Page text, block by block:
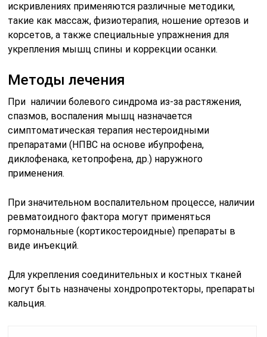
искривлениях применяются различные методики,
такие как массаж, физиотерапия, ношение ортезов и
корсетов, а также специальные упражнения для
укрепления мышц спины и коррекции осанки.
Методы лечения
При наличии болевого синдрома из-за растяжения,
спазмов, воспаления мышц назначается
симптоматическая терапия нестероидными
препаратами (НПВС на основе ибупрофена,
диклофенака, кетопрофена, др.) наружного
применения.
При значительном воспалительном процессе, наличии
ревматоидного фактора могут применяться
гормональные (кортикостероидные) препараты в
виде инъекций.
Для укрепления соединительных и костных тканей
могут быть назначены хондропротекторы, препараты
кальция.